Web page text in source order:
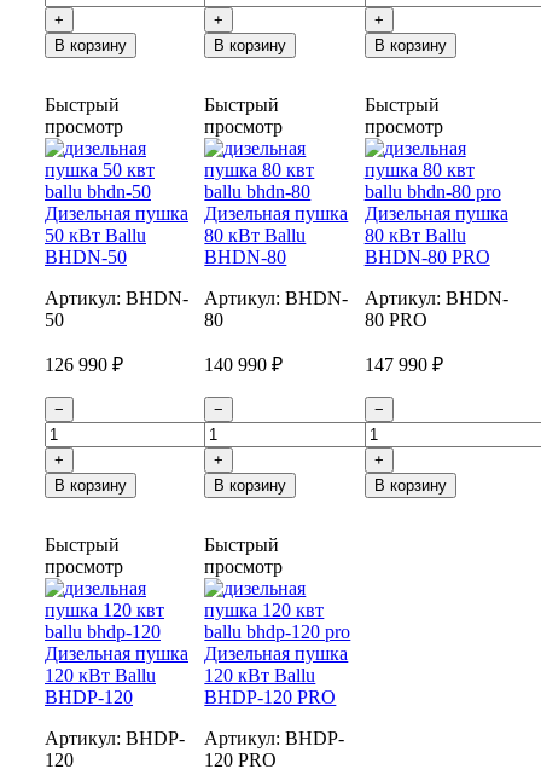
+
В корзину
+
В корзину
+
В корзину
Быстрый
просмотр
Дизельная пушка
50 кВт Ballu
BHDN-50
Артикул: BHDN-
50
126 990 ₽
−
+
В корзину
Быстрый
просмотр
Дизельная пушка
80 кВт Ballu
BHDN-80
Артикул:BHDN-
80
140 990 ₽
−
+
В корзину
Быстрый
просмотр
Дизельная пушка
80 кВт Ballu
BHDN-80 PRO
Артикул: BHDN-
80 PRO
147 990 ₽
−
+
В корзину
Быстрый
просмотр
Дизельная пушка
120 кВт Ballu
BHDP-120
Артикул: BHDP-
120
Быстрый
просмотр
Дизельная пушка
120 кВт Ballu
BHDP-120 PRO
Артикул:BHDP-
120 PRO